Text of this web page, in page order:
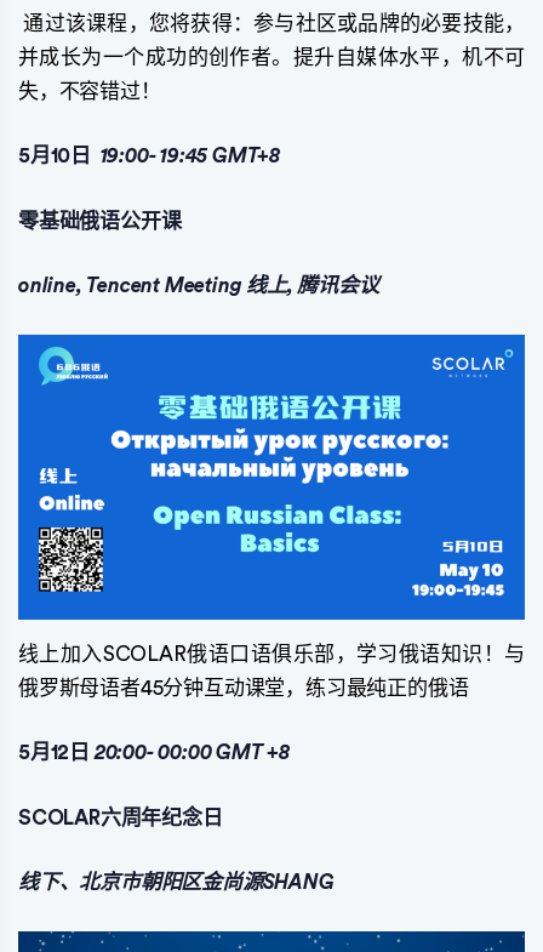
通过该课程，您将获得：参与社区或品牌的必要技能，
并成长为一个成功的创作者。提升自媒体水平，机不可
失，不容错过！
5月10日 19:00- 19:45 GMT+8
零基础俄语公开课
online, Tencent Meeting 线上, 腾讯会议
线上加入SCOLAR俄语口语俱乐部，学习俄语知识！与
俄罗斯母语者45分钟互动课堂，练习最纯正的俄语
5月12日 20:00- 00:00 GMT +8
SCOLAR六周年纪念日
线下、北京市朝阳区金尚源SHANG